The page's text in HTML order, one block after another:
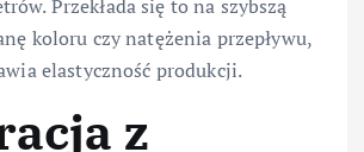
Przekłada się to na szybszą
koloru czy natężenia przepływu,
elastyczność produkcji.
z